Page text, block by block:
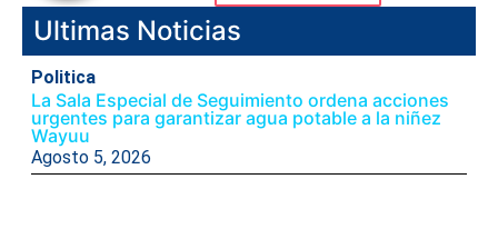
Ultimas Noticias
Politica
La Sala Especial de Seguimiento ordena acciones
urgentes para garantizar agua potable a la niñez
Wayuu
Agosto 5, 2026